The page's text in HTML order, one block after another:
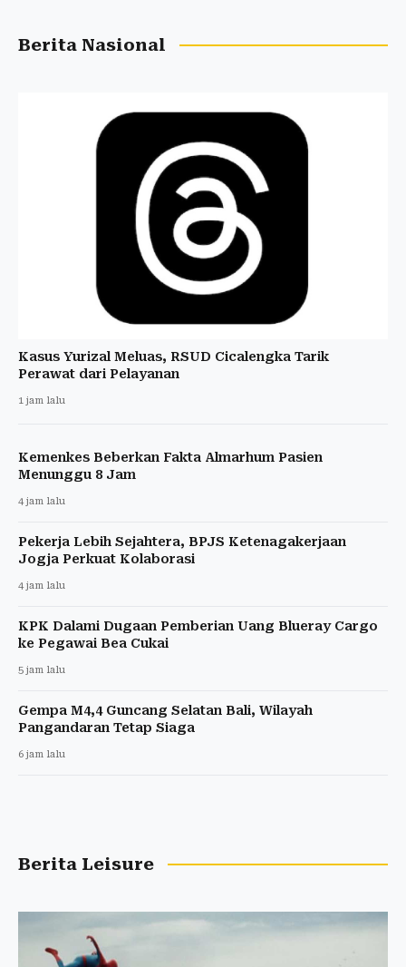
Berita Nasional
Kasus Yurizal Meluas, RSUD Cicalengka Tarik
Perawat dari Pelayanan
1 jam lalu
Kemenkes Beberkan Fakta Almarhum Pasien
Menunggu 8 Jam
4 jam lalu
Pekerja Lebih Sejahtera, BPJS Ketenagakerjaan
Jogja Perkuat Kolaborasi
4 jam lalu
KPK Dalami Dugaan Pemberian Uang Blueray Cargo
ke Pegawai Bea Cukai
5 jam lalu
Gempa M4,4 Guncang Selatan Bali, Wilayah
Pangandaran Tetap Siaga
6 jam lalu
Berita Leisure